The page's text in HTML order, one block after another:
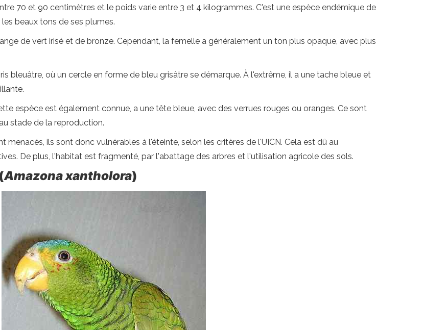
70 et 90 centimètres et le poids varie entre 3 et 4 kilogrammes. C'est une espèce endémique de
beaux tons de ses plumes.
de vert irisé et de bronze. Cependant, la femelle a généralement un ton plus opaque, avec plus
bleuâtre, où un cercle en forme de bleu grisâtre se démarque. À l'extrême, il a une tache bleue et
espèce est également connue, a une tête bleue, avec des verrues rouges ou oranges. Ce sont
stade de la reproduction.
menacés, ils sont donc vulnérables à l'éteinte, selon les critères de l'UICN. Cela est dû au
De plus, l'habitat est fragmenté, par l'abattage des arbres et l'utilisation agricole des sols.
Amazona xantholora)